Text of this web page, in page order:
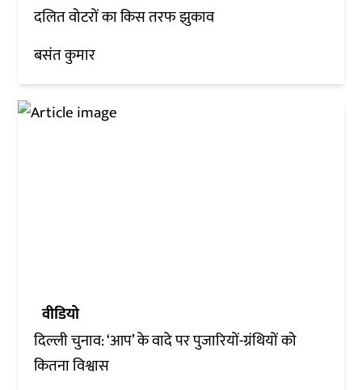
दलित वोटरों का किस तरफ झुकाव
बसंत कुमार
वीडियो
दिल्ली चुनाव: ‘आप’ के वादे पर पुजारियों-ग्रंथियों को
कितना विश्वास